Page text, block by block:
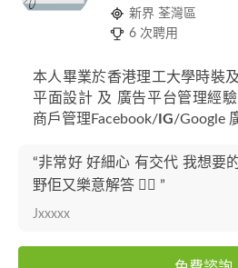
新界 荃灣區
6 次聘用
本人畢業於香港理工大學時裝
平面設計 及 廣告平台管理經
商戶管理Facebook/ IG/Google
“非常好 好細心 有交代 我想要
野佢又樂意解答 👍🏻 ”
Jxxxxx